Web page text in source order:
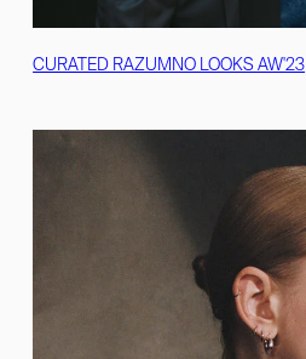
CURATED RAZUMNO LOOKS AW'23